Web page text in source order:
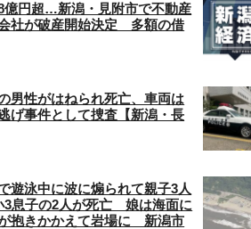
億円超…新潟・見附市で不動産
社が破産開始決定 多額の借
男性がはねられ死亡、車両は
げ事件として捜査【新潟・長
遊泳中に波に煽られて親子3人
息子の2人が死亡 娘は海面に
抱きかかえて岩場に 新潟市